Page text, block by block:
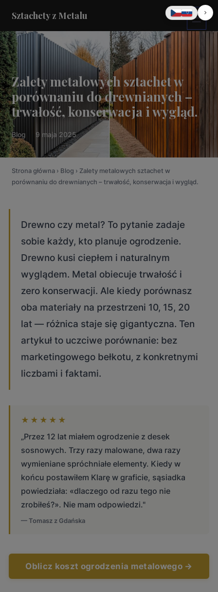
Sztachety z Metalu ☰
Zalety metalowych sztachet w
porównaniu do drewnianych –
trwałość, konserwacja i wygląd.
Blog 9 maja 2025
Strona główna › Blog › Zalety metalowych sztachet w
porównaniu do drewnianych – trwałość, konserwacja i wygląd.
Drewno czy metal? To pytanie zadaje
sobie każdy, kto planuje ogrodzenie.
Drewno kusi ciepłem i naturalnym
wyglądem. Metal obiecuje trwałość i
zero konserwacji. Ale kiedy porównasz
oba materiały na przestrzeni 10, 15, 20
lat — różnica staje się gigantyczna. Ten
artykuł to uczciwe porównanie: bez
marketingowego bełkotu, z konkretnymi
liczbami i faktami.
★★★★★
„Przez 12 lat miałem ogrodzenie z desek
sosnowych. Trzy razy malowane, dwa razy
wymieniane spróchniałe elementy. Kiedy w
końcu postawiłem Klarę w graficie, sąsiadka
powiedziała: «dlaczego od razu tego nie
zrobiłeś?». Nie mam odpowiedzi."
— Tomasz z Gdańska
Oblicz koszt ogrodzenia metalowego →
Sztacheta Metalowa |
Riva | Orzech |
Dwustronna - Proste z
dwóch stron
10.90zł + DODAJ